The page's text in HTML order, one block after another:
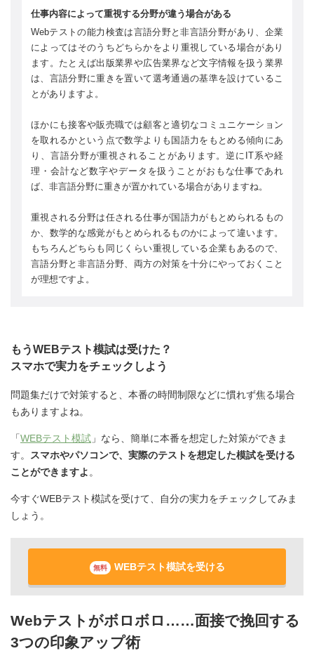
仕事内容によって重視する分野が違う場合がある
Webテストの能力検査は言語分野と非言語分野があり、企業
によってはそのうちどちらかをより重視している場合があり
ます。たとえば出版業界や広告業界など文字情報を扱う業界
は、言語分野に重きを置いて選考通過の基準を設けているこ
とがありますよ。
ほかにも接客や販売職では顧客と適切なコミュニケーション
を取れるかという点で数学よりも国語力をもとめる傾向にあ
り、言語分野が重視されることがあります。逆にIT系や経
理・会計など数字やデータを扱うことがおもな仕事であれ
ば、非言語分野に重きが置かれている場合がありますね。
重視される分野は任される仕事が国語力がもとめられるもの
か、数学的な感覚がもとめられるものかによって違います。
もちろんどちらも同じくらい重視している企業もあるので、
言語分野と非言語分野、両方の対策を十分にやっておくこと
が理想ですよ。
もうWEBテスト模試は受けた？
スマホで実力をチェックしよう
問題集だけで対策すると、本番の時間制限などに慣れず焦る場合
もありますよね。
「WEBテスト模試 」なら、簡単に本番を想定した対策ができま
す。
スマホやパソコンで、実際のテストを想定した模試を受ける
ことができますよ 。
今すぐWEBテスト模試を受けて、自分の実力をチェックしてみま
しょう。
無料 WEBテスト模試を受ける
Webテストがボロボロ……面接で挽回する
3つの印象アップ術